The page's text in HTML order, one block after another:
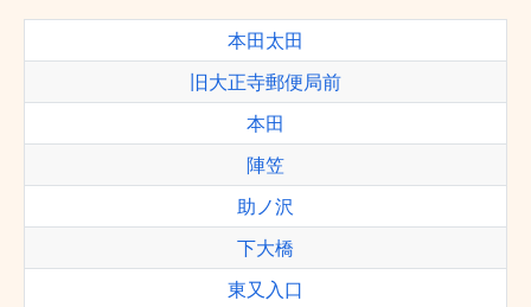
本田太田
旧大正寺郵便局前
本田
陣笠
助ノ沢
下大橋
東又入口